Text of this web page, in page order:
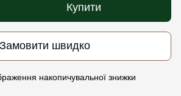
Купити
Замовити швидко
накопичувальної знижки